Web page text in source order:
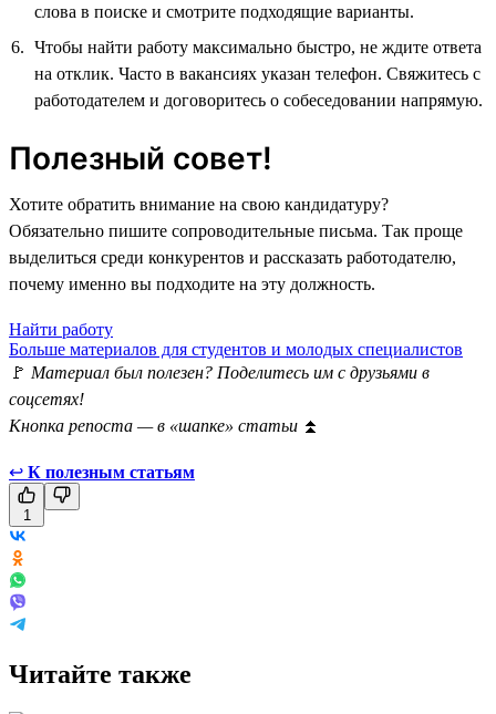
слова в поиске и смотрите подходящие варианты.
Чтобы найти работу максимально быстро, не ждите ответа
на отклик. Часто в вакансиях указан телефон. Свяжитесь с
работодателем и договоритесь о собеседовании напрямую.
Полезный совет!
Хотите обратить внимание на свою кандидатуру?
Обязательно пишите сопроводительные письма. Так проще
выделиться среди конкурентов и рассказать работодателю,
почему именно вы подходите на эту должность.
Найти работу
Больше материалов для студентов и молодых специалистов
🚩 Материал был полезен? Поделитесь им с друзьями в
соцсетях!
Кнопка репоста — в «шапке» статьи ⏫
↩ К полезным статьям
1
Читайте также